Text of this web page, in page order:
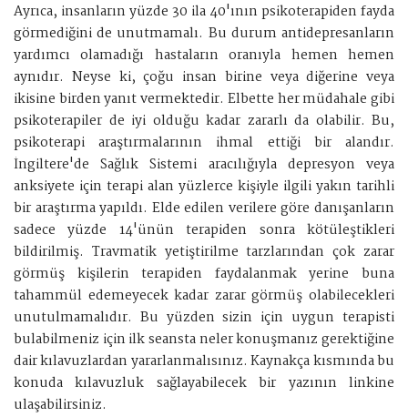
Ayrıca, insanların yüzde 30 ila 40'ının psikoterapiden fayda
görmediğini de unutmamalı. Bu durum antidepresanların
yardımcı olamadığı hastaların oranıyla hemen hemen
aynıdır. Neyse ki, çoğu insan birine veya diğerine veya
ikisine birden yanıt vermektedir. Elbette her müdahale gibi
psikoterapiler de iyi olduğu kadar zararlı da olabilir. Bu,
psikoterapi araştırmalarının ihmal ettiği bir alandır.
İngiltere'de Sağlık Sistemi aracılığıyla depresyon veya
anksiyete için terapi alan yüzlerce kişiyle ilgili yakın tarihli
bir araştırma yapıldı. Elde edilen verilere göre danışanların
sadece yüzde 14'ünün terapiden sonra kötüleştikleri
bildirilmiş. Travmatik yetiştirilme tarzlarından çok zarar
görmüş kişilerin terapiden faydalanmak yerine buna
tahammül edemeyecek kadar zarar görmüş olabilecekleri
unutulmamalıdır. Bu yüzden sizin için uygun terapisti
bulabilmeniz için ilk seansta neler konuşmanız gerektiğine
dair kılavuzlardan yararlanmalısınız. Kaynakça kısmında bu
konuda kılavuzluk sağlayabilecek bir yazının linkine
ulaşabilirsiniz.